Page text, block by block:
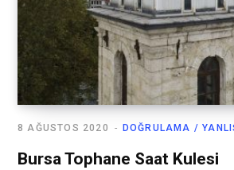
DOĞRULAMA /
8 AĞUSTOS 2020
Bursa Tophane Saat Kulesi